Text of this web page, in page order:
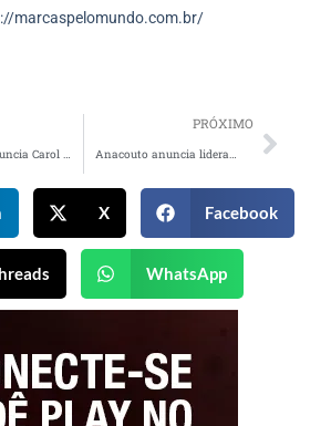
marcaspelomundo.com.br/
DZ Estúdio anuncia Carol Almeida como Head de Criação
PRÓXIMO
Anacouto anuncia lideranças para as áreas de relacionamento e vendas
X Facebook
WhatsApp